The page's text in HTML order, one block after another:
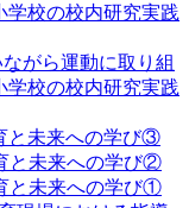
学校の校内研究実践
がら運動に取り組
学校の校内研究実践
と未来への学び③
と未来への学び②
と未来への学び①